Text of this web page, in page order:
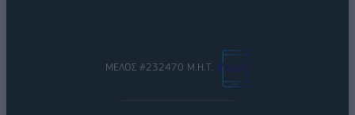
ΜΕΛΟΣ #232470 Μ.Η.Τ.